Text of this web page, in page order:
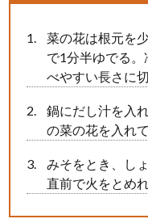
菜の花は根元を
で1分半ゆでる
べやすい長さに
鍋にだし汁を入
の菜の花を入れ
みそをとき、し
直前で火をとめ